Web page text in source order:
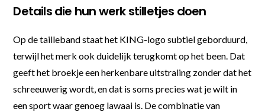
Details die hun werk stilletjes doen
Op de tailleband staat het KING-logo subtiel geborduurd,
terwijl het merk ook duidelijk terugkomt op het been. Dat
geeft het broekje een herkenbare uitstraling zonder dat het
schreeuwerig wordt, en dat is soms precies wat je wilt in
een sport waar genoeg lawaai is. De combinatie van